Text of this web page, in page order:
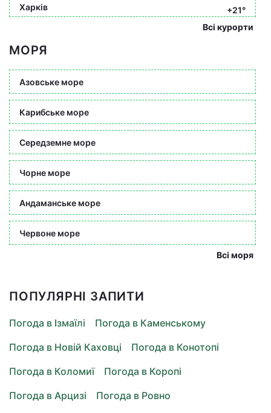
Харків
+21°
Всі курорти
МОРЯ
Азовське море
Карибське море
Середземне море
Чорне море
Андаманське море
Червоне море
Всі моря
ПОПУЛЯРНІ ЗАПИТИ
Погода в Ізмаїлі
Погода в Каменському
Погода в Новій Каховці
Погода в Конотопі
Погода в Коломиї
Погода в Коропі
Погода в Арцизі
Погода в Ровно